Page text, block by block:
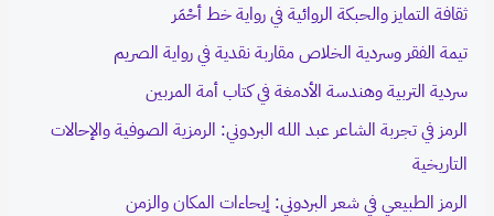
o
r
:
ثقافة التمايز والحبكة الروائية في رواية خط أحْمَر
تيمة الفقر وسردية الخلاص مقاربة نقدية في رواية الصريم
سردية التربية وهندسة الأدمغة في كتاب أمة المربين
الرمز في تجربة الشاعر عبد الله البردوني: الرمزية الصوفية والإحالات
التاريخية
الرمز الطبيعي في شعر البردوني: إيحاءات المكان والزمن